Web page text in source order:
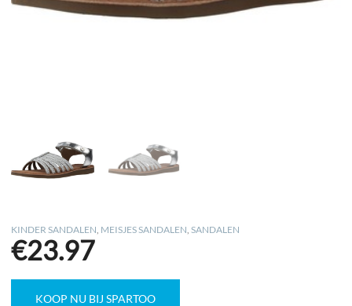
KINDER SANDALEN MEISJES SANDALEN ,SANDALEN
€23.97
KOOP NU BIJ SPARTOO